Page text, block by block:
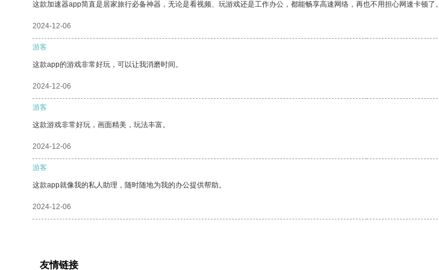
这款加速器app简直是居家旅行必备神器，无论是看视频、玩游戏还是工作办公，都能畅享高速网络，再也不用担心网速卡顿了。
2024-12-06
游客
这款app的游戏非常好玩，可以让我消磨时间。
2024-12-06
游客
这款游戏非常好玩，画面精美，玩法丰富。
2024-12-06
游客
这款app就像我的私人助理，随时随地为我的办公提供帮助。
2024-12-06
友情链接